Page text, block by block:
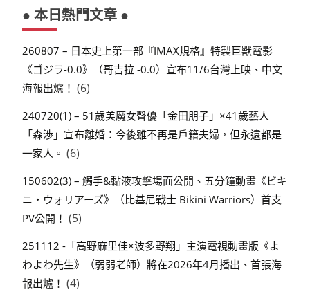
● 本日熱門文章 ●
260807 – 日本史上第一部『IMAX規格』特製巨獸電影
《ゴジラ-0.0》（哥吉拉 -0.0）宣布11/6台灣上映、中文
海報出爐！ (6)
240720(1) – 51歲美魔女聲優「金田朋子」×41歲藝人
「森渉」宣布離婚：今後雖不再是戶籍夫婦，但永遠都是
一家人。 (6)
150602(3) – 觸手&黏液攻擊場面公開、五分鐘動畫《ビキ
ニ・ウォリアーズ》（比基尼戰士 Bikini Warriors）首支
PV公開！ (5)
251112 -「高野麻里佳×波多野翔」主演電視動畫版《よ
わよわ先生》（弱弱老師）將在2026年4月播出、首張海
報出爐！ (4)